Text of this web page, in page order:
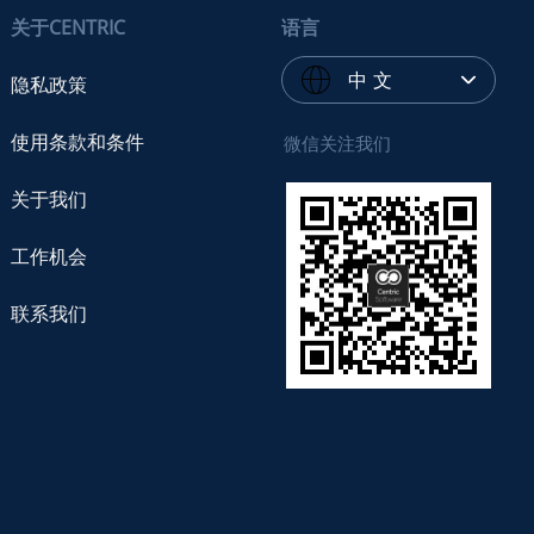
关于CENTRIC
隐私政策
使用条款和条件
关于我们
工作机会
联系我们
语言
中 文
微信关注我们